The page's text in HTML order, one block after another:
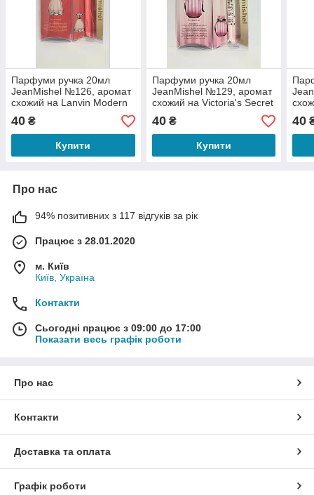
Парфуми ручка 20мл
JeanMishel №126, аромат
схожий на Lanvin Modern
Princess жіночі
40 ₴
Купити
Парфуми ручка 20мл
JeanMishel №129, аромат
схожий на Victoria's Secret
Bombshell жіночі
40₴
Купити
40
Про нас
94% позитивних з 117 відгуків за рік
Працює з 28.01.2020
м. Київ
Київ, Україна
Контакти
Сьогодні працює з 09:00 до 17:00
Показати весь графік роботи
Про нас
Контакти
Доставка та оплата
Графік роботи